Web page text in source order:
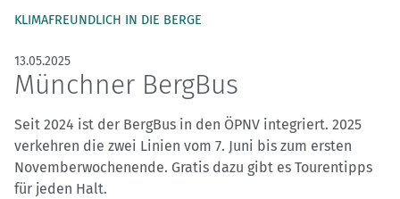
KLIMAFREUNDLICH IN DIE BERGE
13.05.2025
Münchner BergBus
Seit 2024 ist der BergBus in den ÖPNV integriert. 2025
verkehren die zwei Linien vom 7. Juni bis zum ersten
Novemberwochenende. Gratis dazu gibt es Tourentipps
für jeden Halt.